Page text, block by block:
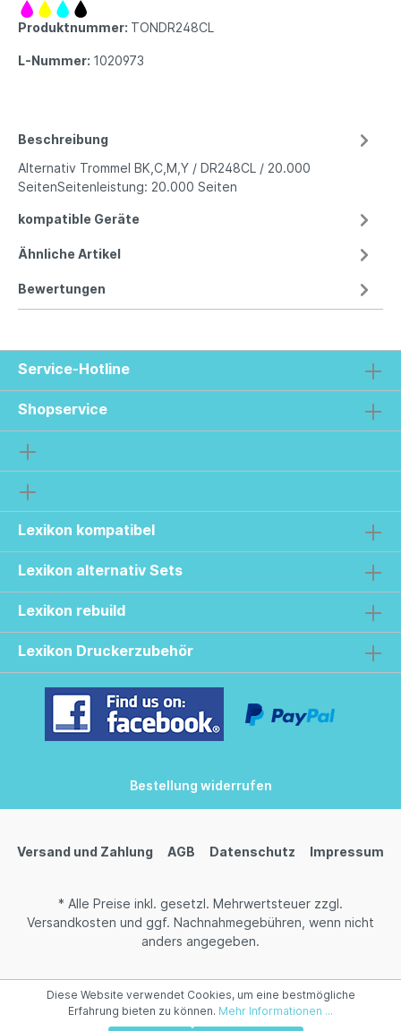
Produktnummer: TONDR248CL
L-Nummer: 1020973
Beschreibung
Alternativ Trommel BK,C,M,Y / DR248CL / 20.000
SeitenSeitenleistung: 20.000 Seiten
kompatible Geräte
Ähnliche Artikel
Bewertungen
Service-Hotline
Shopservice
Lexikon kompatibel
Lexikon alternativ Sets
Lexikon rebuild
Lexikon Druckerzubehör
Bestellung widerrufen
Versand und Zahlung AGB Datenschutz Impressum
* Alle Preise inkl. gesetzl. Mehrwertsteuer zzgl.
Versandkosten und ggf. Nachnahmegebühren, wenn nicht
anders angegeben.
Diese Website verwendet Cookies, um eine bestmögliche
Erfahrung bieten zu können. Mehr Informationen ...